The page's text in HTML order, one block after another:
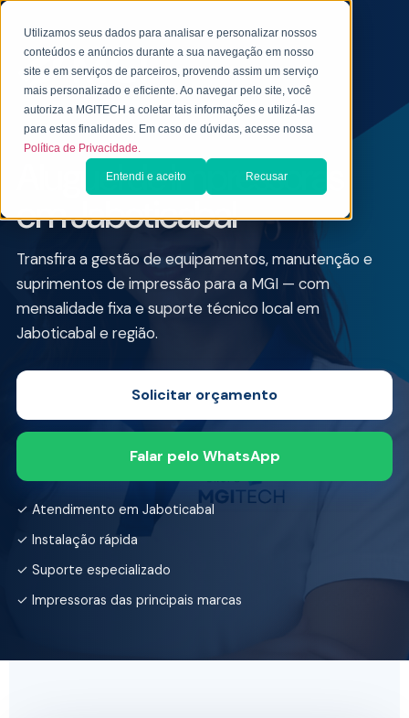
Utilizamos seus dados para analisar e personalizar nossos
conteúdos e anúncios durante a sua navegação em nosso
site e em serviços de parceiros, provendo assim um serviço
mais personalizado e eficiente. Ao navegar pelo site, você
autoriza a MGITECH a coletar tais informações e utilizá-las
para estas finalidades. Em caso de dúvidas, acesse nossa
Política de Privacidade.
Entendi e aceito Recusar
ALUGUEL DE IMPRESSORA PARA EMPRESAS
Aluguel de Impressoras
em Jaboticabal
Transfira a gestão de equipamentos, manutenção e
suprimentos de impressão para a MGI — com
mensalidade fixa e suporte técnico local em
Jaboticabal e região.
Solicitar orçamento
Falar pelo WhatsApp
✓ Atendimento em Jaboticabal
✓ Instalação rápida
✓ Suporte especializado
✓ Impressoras das principais marcas